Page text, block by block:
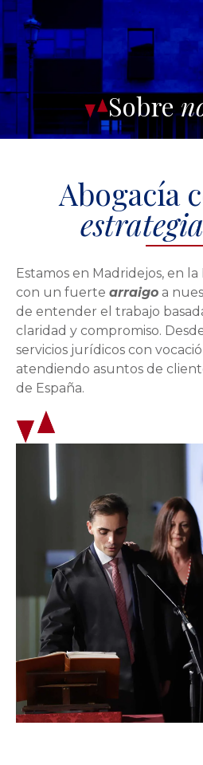
Sobre
Abogacía
Estamos en Madridejos, en
con un fuerte arraigo a
de entender el trabajo
claridad y compromiso.
servicios jurídicos con
atendiendo asuntos de
de España.